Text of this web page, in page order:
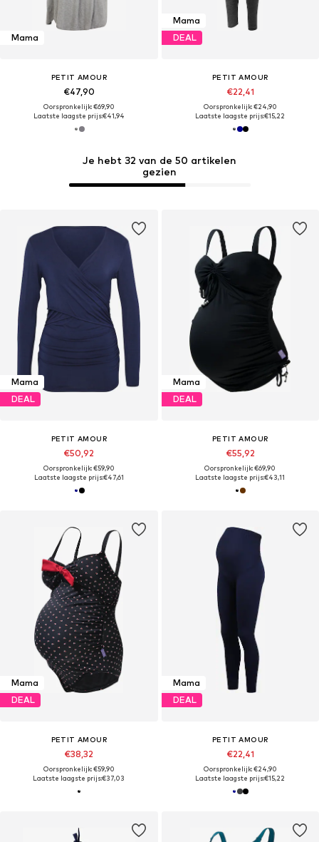
Je hebt 32 van de 50 artikelen
gezien
Mama
PETIT AMOUR
€47,90
Oorspronkelijk: €69,90
Laatste laagste prijs:€41,94
Mama
DEAL
PETIT AMOUR
€22,41
Oorspronkelijk: €24,90
Laatste laagste prijs:€15,22
Mama
DEAL
PETIT AMOUR
€50,92
Oorspronkelijk: €59,90
Laatste laagste prijs:€47,61
Mama
DEAL
PETIT AMOUR
€55,92
Oorspronkelijk: €69,90
Laatste laagste prijs:€43,11
Mama
DEAL
PETIT AMOUR
€38,32
Oorspronkelijk: €59,90
Laatste laagste prijs:€37,03
Mama
DEAL
PETIT AMOUR
€22,41
Oorspronkelijk: €24,90
Laatste laagste prijs:€15,22